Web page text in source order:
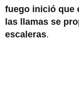
fuego inició que
las llamas se
escaleras.